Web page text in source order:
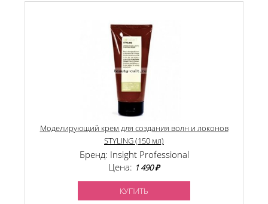
Моделирующий крем для создания волн и локонов
STYLING (150 мл)
Бренд: Insight Professional
Цена: 1 490 ₽
КУПИТЬ